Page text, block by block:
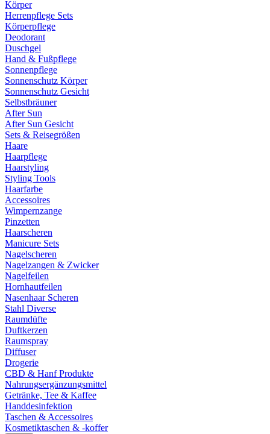
Körper
Herrenpflege Sets
Körperpflege
Deodorant
Duschgel
Hand & Fußpflege
Sonnenpflege
Sonnenschutz Körper
Sonnenschutz Gesicht
Selbstbräuner
After Sun
After Sun Gesicht
Sets & Reisegrößen
Haare
Haarpflege
Haarstyling
Styling Tools
Haarfarbe
Accessoires
Wimpernzange
Pinzetten
Haarscheren
Manicure Sets
Nagelscheren
Nagelzangen & Zwicker
Nagelfeilen
Hornhautfeilen
Nasenhaar Scheren
Stahl Diverse
Raumdüfte
Duftkerzen
Raumspray
Diffuser
Drogerie
CBD & Hanf Produkte
Nahrungsergänzungsmittel
Getränke, Tee & Kaffee
Handdesinfektion
Taschen & Accessoires
Kosmetiktaschen & -koffer